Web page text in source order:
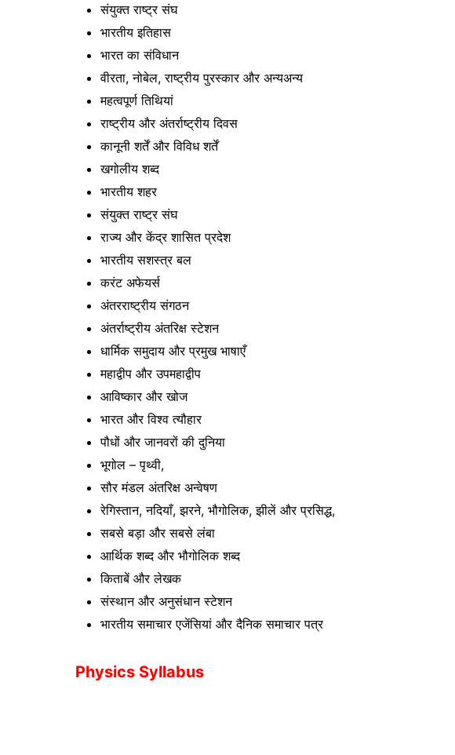
संयुक्त राष्ट्र संघ
भारतीय इतिहास
भारत का संविधान
वीरता, नोबेल, राष्ट्रीय पुरस्कार और अन्यअन्य
महत्वपूर्ण तिथियां
राष्ट्रीय और अंतर्राष्ट्रीय दिवस
कानूनी शर्तें और विविध शर्तें
खगोलीय शब्द
भारतीय शहर
संयुक्त राष्ट्र संघ
राज्य और केंद्र शासित प्रदेश
भारतीय सशस्त्र बल
करंट अफेयर्स
अंतरराष्ट्रीय संगठन
अंतर्राष्ट्रीय अंतरिक्ष स्टेशन
धार्मिक समुदाय और प्रमुख भाषाएँ
महाद्वीप और उपमहाद्वीप
आविष्कार और खोज
भारत और विश्व त्यौहार
पौधों और जानवरों की दुनिया
भूगोल – पृथ्वी,
सौर मंडल अंतरिक्ष अन्वेषण
रेगिस्तान, नदियाँ, झरने, भौगोलिक, झीलें और प्रसिद्ध,
सबसे बड़ा और सबसे लंबा
आर्थिक शब्द और भौगोलिक शब्द
किताबें और लेखक
संस्थान और अनुसंधान स्टेशन
भारतीय समाचार एजेंसियां ​​और दैनिक समाचार पत्र
Physics Syllabus